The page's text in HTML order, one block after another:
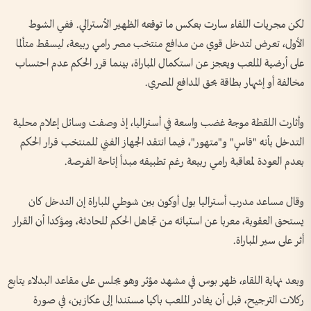
لكن مجريات اللقاء سارت بعكس ما توقعه الظهير الأسترالي. ففي الشوط
الأول، تعرض لتدخل قوي من مدافع منتخب مصر رامي ربيعة، ليسقط متألما
على أرضية الملعب ويعجز عن استكمال المباراة، بينما قرر الحكم عدم احتساب
مخالفة أو إشهار بطاقة بحق المدافع المصري.
وأثارت اللقطة موجة غضب واسعة في أستراليا، إذ وصفت وسائل إعلام محلية
التدخل بأنه "قاسٍ" و"متهور"، فيما انتقد الجهاز الفني للمنتخب قرار الحكم
بعدم العودة لمعاقبة رامي ربيعة رغم تطبيقه مبدأ إتاحة الفرصة.
وقال مساعد مدرب أستراليا بول أوكون بين شوطي المباراة إن التدخل كان
يستحق العقوبة، معربا عن استيائه من تجاهل الحكم للحادثة، ومؤكدا أن القرار
أثر على سير المباراة.
وبعد نهاية اللقاء، ظهر بوس في مشهد مؤثر وهو يجلس على مقاعد البدلاء يتابع
ركلات الترجيح، قبل أن يغادر الملعب باكيا مستندا إلى عكازين، في صورة